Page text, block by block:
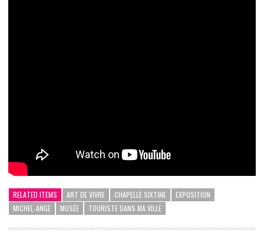
RELATED ITEMS ART DE VIVRE CHAPELLE SIXTINE
EXPOSITION
MICHEL-ANGE
MUSÉE TOURISTE DANS MA VILLE